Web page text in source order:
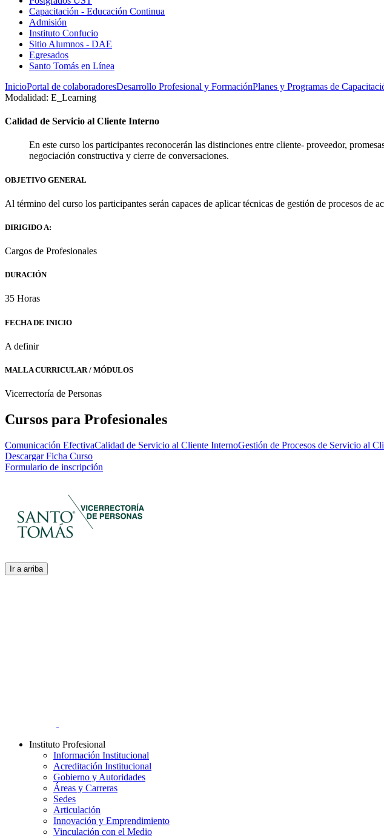
Capacitación - Educación Continua
Admisión
Instituto Confucio
Sitio Alumnos - DAE
Egresados
Santo Tomás en Línea
InicioPortal de colaboradoresDesarrollo Profesional y FormaciónPlanes y Programas de
Modalidad: E_Learning
Calidad de Servicio al Cliente Interno
En este curso los participantes reconocerán las distinciones entre cliente- proveedor,
negociación constructiva y cierre de conversaciones.
OBJETIVO GENERAL
Al término del curso los participantes serán capaces de aplicar técnicas de gestión de procesos de
DIRIGIDO A:
Cargos de Profesionales
DURACIÓN
35 Horas
FECHA DE INICIO
A definir
MALLA CURRICULAR / MÓDULOS
Vicerrectoría de Personas
Cursos para Profesionales
Comunicación EfectivaCalidad de Servicio al Cliente InternoGestión de Procesos de Servicio al
Descargar Ficha Curso
Formulario de inscripción
Ir a arriba
Instituto Profesional
Información Institucional
Acreditación Institucional
Gobierno y Autoridades​
Áreas y Carreras
Sedes
Articulación
Innovación y Emprendimiento
Vinculación con el Medio